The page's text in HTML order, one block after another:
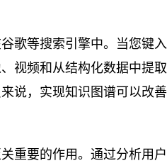
歌等搜索引擎中。当您键
视频和从结构化数据中提
说，实现知识图谱可以改
重要的作用。通过分析用